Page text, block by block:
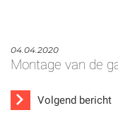
04.04.2020
Montage van de
Volgend bericht